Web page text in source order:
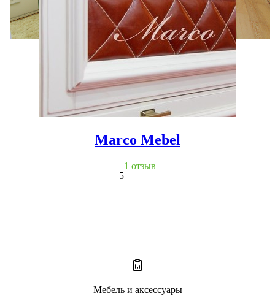
Marco Mebel
5
1 отзыв
Мебель и аксессуары